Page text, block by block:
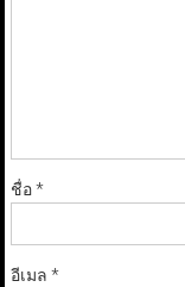
ชื่อ*
อีเมล *